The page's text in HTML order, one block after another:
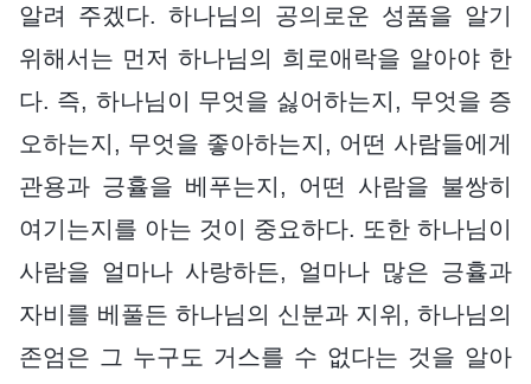
알려 주겠다. 하나님의 공의로운 성품을 알기
위해서는 먼저 하나님의 희로애락을 알아야 한
다. 즉, 하나님이 무엇을 싫어하는지, 무엇을 증
오하는지, 무엇을 좋아하는지, 어떤 사람들에게
관용과 긍휼을 베푸는지, 어떤 사람을 불쌍히
여기는지를 아는 것이 중요하다. 또한 하나님이
사람을 얼마나 사랑하든, 얼마나 많은 긍휼과
자비를 베풀든 하나님의 신분과 지위, 하나님의
존엄은 그 누구도 거스를 수 없다는 것을 알아